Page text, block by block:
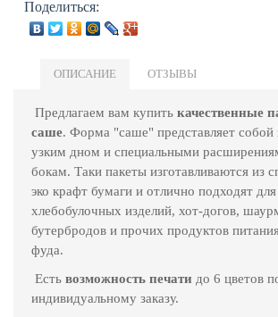
Поделиться:
ОПИСАНИЕ ОТЗЫВЫ
Предлагаем вам купить качественные
саше. Форма "саше" представляет собой
узким дном и специальными
бокам. Таки пакеты изготавливаются из
эко крафт бумаги и отлично подходят для
хлебобулочных изделий, хот-догов,
бутербродов и прочих продуктов
фуда.
Есть возможность печати до 6 цветов
индивидуальному заказу.